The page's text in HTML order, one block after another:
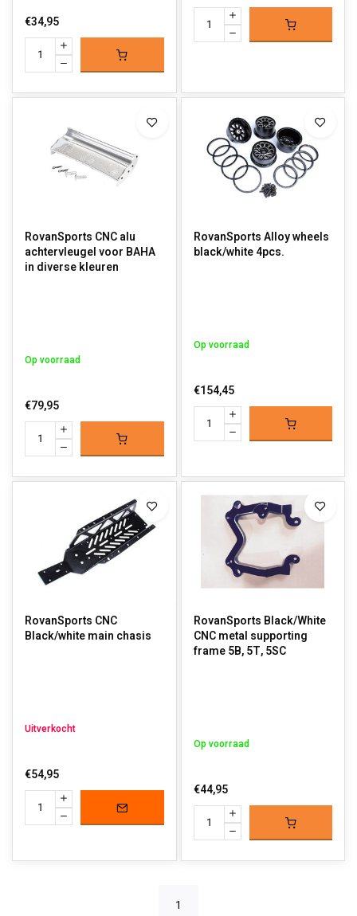
€34,95
RovanSports CNC alu
achtervleugel voor BAHA
in diverse kleuren
Op voorraad
€79,95
RovanSports Alloy wheels
black/white 4pcs.
Op voorraad
€154,45
RovanSports CNC
Black/white main chasis
Uitverkocht
€54,95
RovanSports Black/White
CNC metal supporting
frame 5B, 5T, 5SC
Op voorraad
€44,95
1